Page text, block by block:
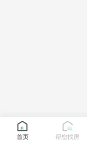
首页 帮您找房